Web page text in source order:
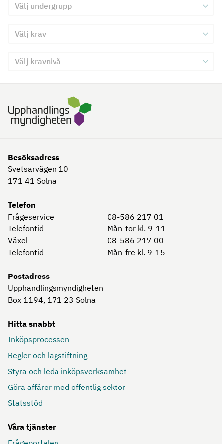
Välj krav för kriterie 3
Välj kravnivå för kriterie 3
Skicka in formulär för kriterie 3
Besöksadress
Svetsarvägen 10
171 41 Solna
Telefon
Frågeservice
08-586 217 01
Telefontid
Mån-tor kl. 9-11
Växel
08-586 217 00
Telefontid
Mån-fre kl. 9-15
Postadress
Upphandlingsmyndigheten
Box 1194, 171 23 Solna
Hitta snabbt
Inköpsprocessen
Regler och lagstiftning
Styra och leda inköpsverksamhet
Göra affärer med offentlig sektor
Statsstöd
Våra tjänster